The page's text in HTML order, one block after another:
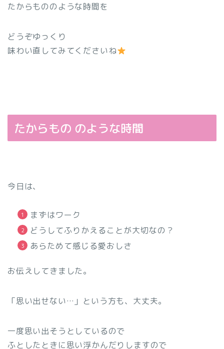
たからもののような時間を
どうぞゆっくり
味わい直してみてくださいね
たからもの のような時間
今日は、
まずはワーク
どうしてふりかえることが大切なの？
あらためて感じる愛おしさ
お伝えしてきました。
「思い出せない…」という方も、大丈夫。
一度思い出そうとしているので
ふとしたときに思い浮かんだりしますので